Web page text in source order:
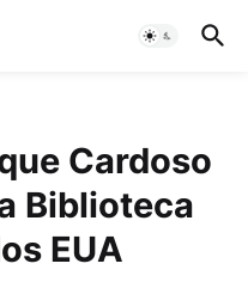
Cardoso
Biblioteca
EUA